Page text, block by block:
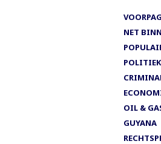
NET
POLITIEK
OIL &
GUYANA